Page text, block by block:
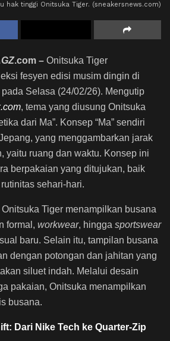
hak tinggi Onitsuka Tiger. (sneakersnews.com)
.com – Onitsuka Tiger
fesyen edisi musim dingin di
Selasa (24/02/26). Mengutip
, tema yang diusung Onitsuka
dari Ma”. Konsep “Ma” sendiri
yang menggambarkan jarak
yaitu ruang dan waktu. Konsep ini
berpakaian yang ditujukan, baik
sehari-hari.
Tiger menampilkan busana
formal, workwear, hingga sportswear
baru. Selain itu, tampilan busana
dengan potongan dan jahitan yang
siluet indah. Melalui desain
pakaian, Onitsuka menampilkan
busana.
Dari Nike Tech ke Quarter-Zip